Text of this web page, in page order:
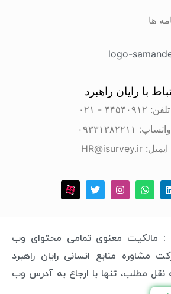
ها
با رایان راهبرد
تلفن: ۴۴۵۴۰۹۱۲ - ۰۲۱
واتساپ: ۰۹۳۳۱۳۸۲۲۱۱
ایمیل: HR@isurvey.ir
Copyright © 2025 : مالکیت معنوی تمامی محتوای وب
مشاوره منابع انسانی رایان راهبرد
مطلب، تنها با ارجاع به آدرس وب